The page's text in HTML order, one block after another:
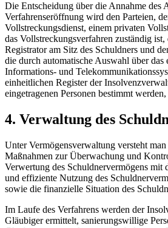
Die Entscheidung über die Annahme des
Verfahrenseröffnung wird den Parteien,
Vollstreckungsdienst, einem privaten
das Vollstreckungsverfahren zuständig ist,
Registrator am Sitz des Schuldners und
die durch automatische Auswahl über
Informations- und
einheitlichen Register der
eingetragenen Personen bestimmt werden,
4. Verwaltung des
Unter Vermögensverwaltung versteht
Maßnahmen zur Überwachung und
Verwertung des Schuldnervermögens mit
und effiziente Nutzung des
sowie die finanzielle Situation des
Im Laufe des Verfahrens werden der
Gläubiger ermittelt, sanierungswillige